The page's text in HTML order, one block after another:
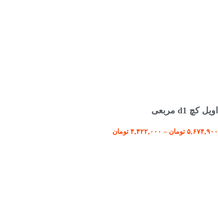
اویل کچ d1 مربعی
۵,۶۷۴,۹۰۰ تومان – ۴,۴۲۲,۰۰۰ تومان